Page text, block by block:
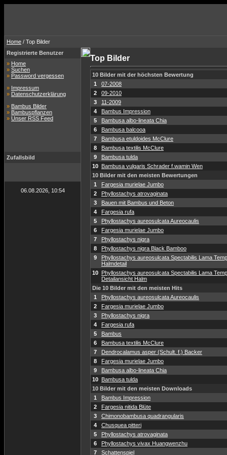
Home / Top Bilder
Registrierte Benutzer
» Home
» Suchen
» Password vergessen
» Impressum
» Datenschutzerklärung
» Bambus Bilder
» Bambuspflanzen
» Unser RSS Feed
Zufallsbild
06.08.2026, 10:54
Top Bilder
10 Bilder mit der höchsten Bewertung
1
07-2008
2
09-2010
3
11-2009
4
Bambus Impression
5
Bambusa albo-lineata Chia
6
Bambusa balcooa
7
Bambusa etuldoides McClure
8
Bambusa textilis McClure
9
Bambusa tulda
10 Bambusa vulgaris Schrader f.wamin Wen
10 Bilder mit den meisten Bewertungen
1
Fargesia murielae Jumbo
2
Phyllostachys atrovaginata
3
Bauen mit Bambus und Beton
4
Fargesia rufa
5
Phyllostachys aureosulcata Aureocaulis
6
Fargesia murielae Jumbo
7
Phyllostachys nigra
8
Phyllostachys nigra Black Bamboo
9
Phyllostachys aureosulcata Spectabilis Lama
Halmdetail
10 Phyllostachys aureosulcata Spectabilis Lama
Detailansicht Halm
Die 10 Bilder mit den meisten Hits
1
Phyllostachys aureosulcata Aureocaulis
2
Fargesia murielae Jumbo
3
Phyllostachys nigra
4
Fargesia rufa
5
Bambus
6
Bambusa textilis McClure
7
Dendrocalamus asper (Schult. f.) Backer
8
Fargesia murielae Jumbo
9
Bambusa albo-lineata Chia
10 Bambusa tulda
10 Bilder mit den meisten Downloads
1
Bambus Impression
2
Fargesia nitida Blüte
3
Chimonobambusa quadrangularis
4
Chusquea pitteri
5
Phyllostachys atrovaginata
6
Phyllostachys vivax Huangwenzhu
7
Schattenspiel